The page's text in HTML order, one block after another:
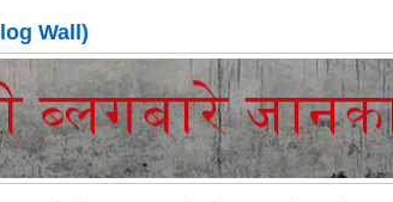
Wall)